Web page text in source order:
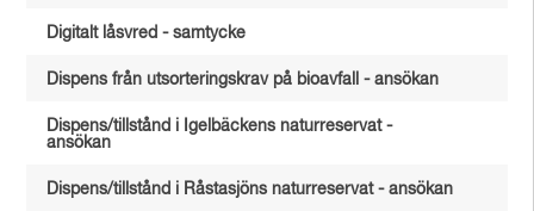
Digitalt låsvred - samtycke
Dispens från utsorteringskrav på bioavfall - ansökan
Dispens/tillstånd i Igelbäckens naturreservat -
ansökan
Dispens/tillstånd i Råstasjöns naturreservat - ansökan